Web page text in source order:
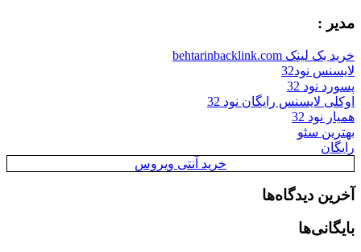
مدیر :
خرید بک لینک behtarinbacklink.com
لایسنس نود32
پسورد نود 32
اوکلی لایسنس رایگان نود 32
همیار نود 32
بهترین سئو
رایگان
خرید آنتی ویروس
آخرین دیدگاه‌ها
بایگانی‌ها